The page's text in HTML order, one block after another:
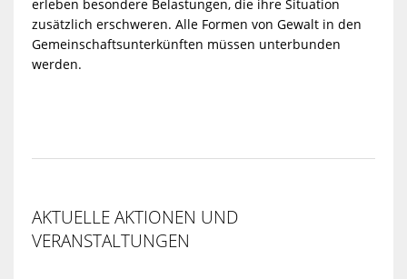
erleben besondere Belastungen, die ihre Situation
zusätzlich erschweren. Alle Formen von Gewalt in den
Gemeinschaftsunterkünften müssen unterbunden
werden.
AKTUELLE AKTIONEN UND
VERANSTALTUNGEN